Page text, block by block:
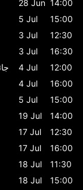
28 Jun 14:00
5 Jul
15:00
3 Jul
12:30
3 Jul
16:30
4 Jul
12:00
4 Jul
16:00
5 Jul
15:00
19 Jul
14:00
17 Jul
12:30
17 Jul
16:00
18 Jul
11:30
18 Jul
15:00